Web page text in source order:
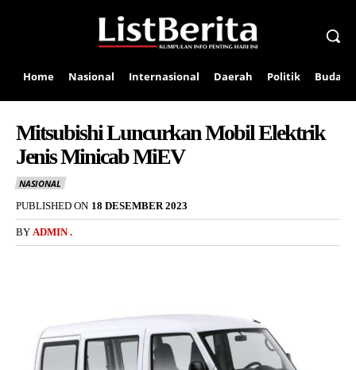
Home Nasional Internasional Daerah Politik Budaya
Mitsubishi Luncurkan Mobil Elektrik
Jenis Minicab MiEV
NASIONAL
PUBLISHED ON 18 DESEMBER 2023
BY ADMIN .